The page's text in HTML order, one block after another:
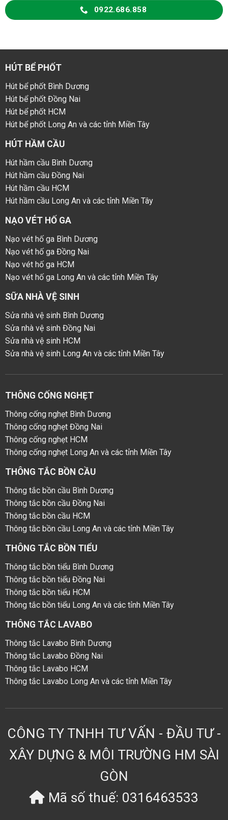
0922.686.858
HÚT BỂ PHỐT
Hút bể phốt Bình Dương
Hút bể phốt Đồng Nai
Hút bể phốt HCM
Hút bể phốt Long An và các tỉnh Miền Tây
HÚT HẦM CẦU
Hút hầm cầu Bình Dương
Hút hầm cầu Đồng Nai
Hút hầm cầu HCM
Hút hầm cầu Long An và các tỉnh Miền Tây
NẠO VÉT HỐ GA
Nạo vét hố ga Bình Dương
Nạo vét hố ga Đồng Nai
Nạo vét hố ga HCM
Nạo vét hố ga Long An và các tỉnh Miền Tây
SỮA NHÀ VỆ SINH
Sửa nhà vệ sinh Bình Dương
Sửa nhà vệ sinh Đồng Nai
Sửa nhà vệ sinh HCM
Sửa nhà vệ sinh Long An và các tỉnh Miền Tây
THÔNG CỐNG NGHẸT
Thông cống nghẹt Bình Dương
Thông cống nghẹt Đồng Nai
Thông cống nghẹt HCM
Thông cống nghẹt Long An và các tỉnh Miền Tây
THÔNG TẮC BỒN CẦU
Thông tắc bồn cầu Bình Dương
Thông tắc bồn cầu Đồng Nai
Thông tắc bồn cầu HCM
Thông tắc bồn cầu Long An và các tỉnh Miền Tây
THÔNG TẮC BỒN TIỂU
Thông tắc bồn tiểu Bình Dương
Thông tắc bồn tiểu Đồng Nai
Thông tắc bồn tiểu HCM
Thông tắc bồn tiểu Long An và các tỉnh Miền Tây
THÔNG TẮC LAVABO
Thông tắc Lavabo Bình Dương
Thông tắc Lavabo Đồng Nai
Thông tắc Lavabo HCM
Thông tắc Lavabo Long An và các tỉnh Miền Tây
CÔNG TY TNHH TƯ VẤN - ĐẦU TƯ -
XÂY DỰNG & MÔI TRƯỜNG HM SÀI
GÒN
Mã số thuế: 0316463533